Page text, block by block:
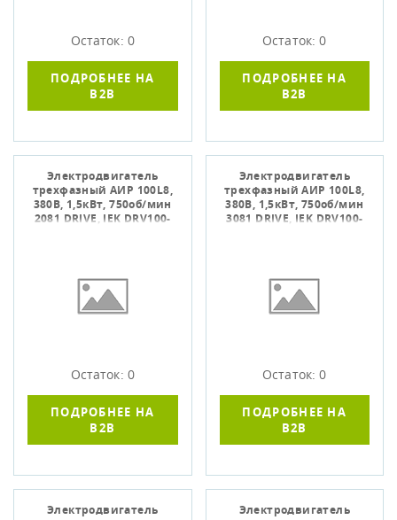
Остаток: 0
ПОДРОБНЕЕ НА
B2B
Остаток: 0
ПОДРОБНЕЕ НА
B2B
Электродвигатель
трехфазный АИР 100L8,
380В, 1,5кВт, 750об/мин
2081 DRIVE, IEK DRV100-
Остаток: 0
ПОДРОБНЕЕ НА
B2B
Электродвигатель
трехфазный АИР 100L8,
380В, 1,5кВт, 750об/мин
3081 DRIVE, IEK DRV100-
Остаток: 0
ПОДРОБНЕЕ НА
B2B
Электродвигатель
Электродвигатель